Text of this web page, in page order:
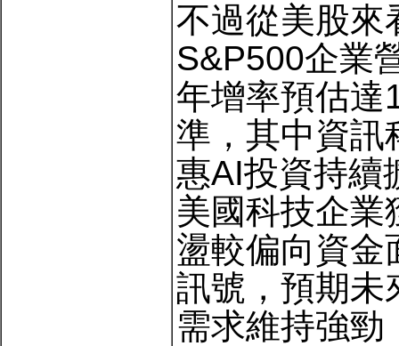
不過從美股來
S&P500企業
年增率預估達
準，其中資訊
惠AI投資持續
美國科技企業
盪較偏向資金
訊號，預期未
需求維持強勁